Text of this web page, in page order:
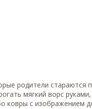
родители стараются
мягкий ворс
с изображением